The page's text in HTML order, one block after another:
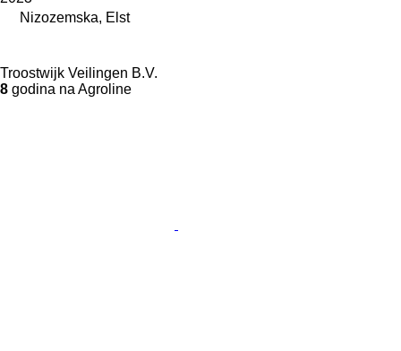
Nizozemska, Elst
Troostwijk Veilingen B.V.
8 godina na Agroline